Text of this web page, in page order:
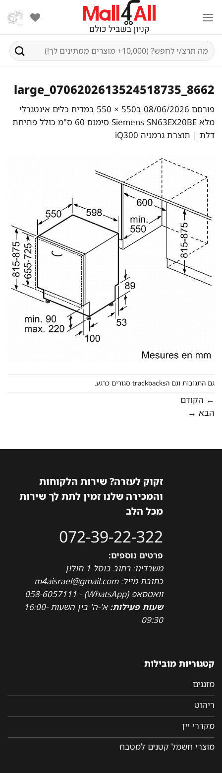
content
חיפוש
עבור:
8662_0706202613524518735_large
פורסם 08/06/2026 ב550 × 550 במדיח כלים אינטגרלי
מלא Siemens SN63EX20BE סימנס 60 ס"מ כולל פתיחת
דלת | תוצרת גרמניה iQ300
גם התגובות וגם הtrackbacks סגורים כרגע.
← הקודם
הבא →
זקוק לעזרה? שירות הלקוחות
והמכירה שלנו זמין לתת לך שירות
מכל הלב
072-39-22-322
פרטים נוספים:
משרדינו: רחוב בוסל 1 חולון
כתובת מייל: m4aisrael@gmail.com
וואטסאפ (WhatsApp) - 058-6057111
שעות פעילות:
א'-ה' בין השעות 16:00-
09:30
קטגוריות מובילות
מזגנים
ריהוט
מקררי יין
מוצרי חשמל קטנים למטבח